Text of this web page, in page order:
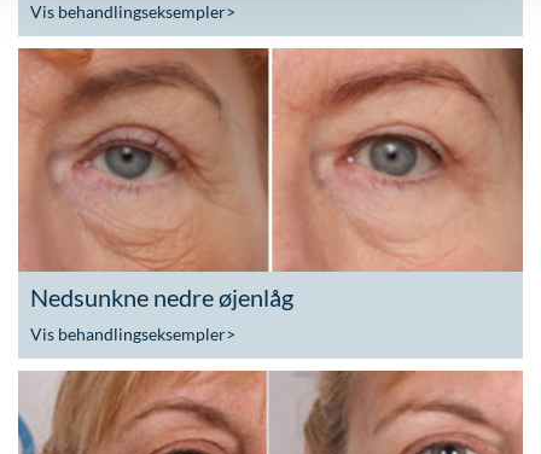
Vis behandlingseksempler>
Nedsunkne nedre øjenlåg
Vis behandlingseksempler>